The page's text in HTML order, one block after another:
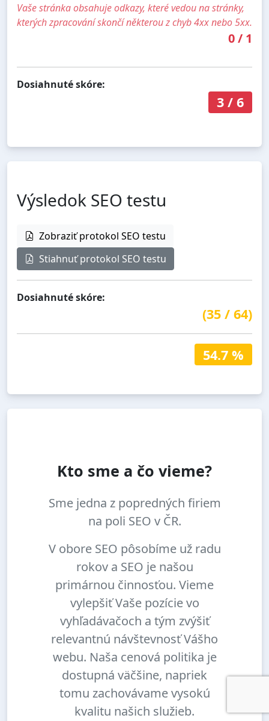
Vaše stránka obsahuje odkazy, které vedou na stránky,
kterých zpracování skončí některou z chyb 4xx nebo 5xx.
0/ 1
Dosiahnuté skóre:
3/ 6
Výsledok SEO testu
Zobraziť protokol SEO testu
Stiahnuť protokol SEO testu
Dosiahnuté skóre:
(35 / 64)
54.7 %
Kto sme a čo vieme?
Sme jedna z popredných firiem
na poli SEO v ČR.
V obore SEO pôsobíme už radu
rokov a SEO je našou
primárnou činnosťou. Vieme
vylepšiť Vaše pozície vo
vyhľadávačoch a tým zvýšiť
relevantnú návštevnosť Vášho
webu. Naša cenová politika je
dostupná väčšine, napriek
tomu zachovávame vysokú
kvalitu našich služieb.